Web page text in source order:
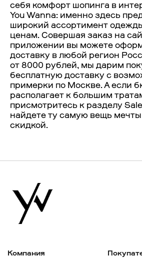
себя комфорт шопинга в
You Wanna: именно здесь
широкий ассортимент
ценам. Совершая заказ на
приложении вы можете
доставку в любой регион
от 8000 рублей, мы дарим
бесплатную доставку с
примерки по Москве. А если
располагает к большим
присмотритесь к разделу
найдете ту самую вещь
скидкой.
Компания